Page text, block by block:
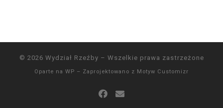
© 2026 Wydział Rzeźby – Wszelkie prawa zastrzeżone
Oparte na WP – Zaprojektowano z Motyw Customizr